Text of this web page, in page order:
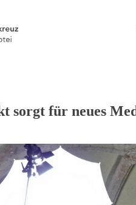
sorgt für neues